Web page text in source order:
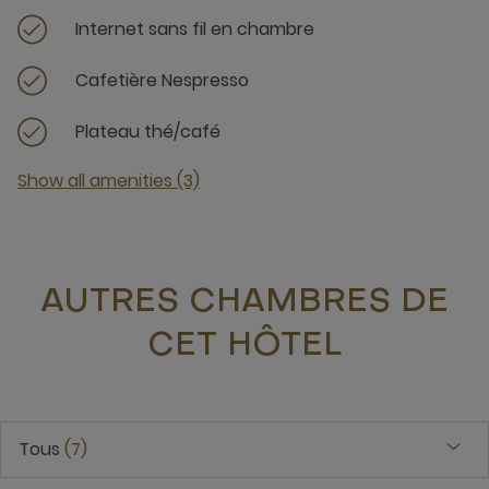
Internet sans fil en chambre
Cafetière Nespresso
Plateau thé/café
Show all amenities (3)
AUTRES CHAMBRES DE
CET HÔTEL
Tous 7